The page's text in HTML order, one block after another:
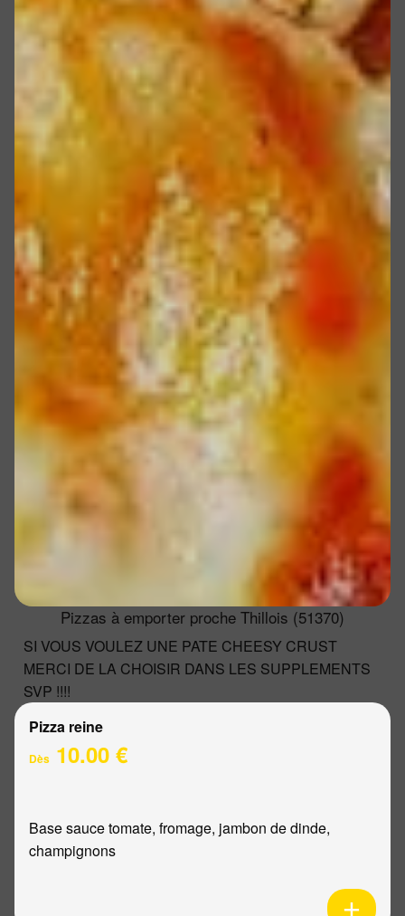
Pizzas à emporter proche Thillois (51370)
SI VOUS VOULEZ UNE PATE CHEESY CRUST
MERCI DE LA CHOISIR DANS LES SUPPLEMENTS
SVP !!!!
Pizza reine
Dès 10.00 €
Base sauce tomate, fromage, jambon de dinde,
champignons